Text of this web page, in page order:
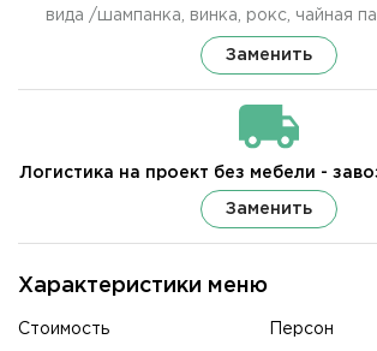
Характеристики меню
Стоимость Персон
вида /шампанка, винка, рокс, чайная
Заменить
Логистика на проект без мебели -
Заменить